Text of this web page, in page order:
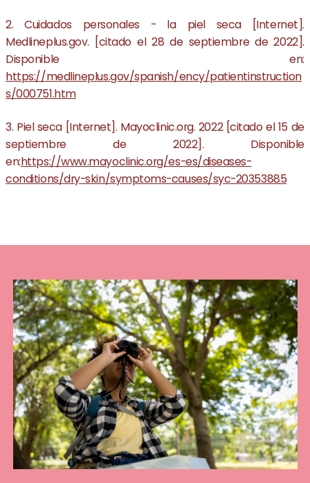
2. Cuidados personales - la piel seca [Internet].
Medlineplus.gov. [citado el 28 de septiembre de 2022].
Disponible en:
https://medlineplus.gov/spanish/ency/patientinstruction
s/000751.htm
3. Piel seca [Internet]. Mayoclinic.org. 2022 [citado el 15 de
septiembre de 2022]. Disponible
en:https://www.mayoclinic.org/es-es/diseases-
conditions/dry-skin/symptoms-causes/syc-20353885